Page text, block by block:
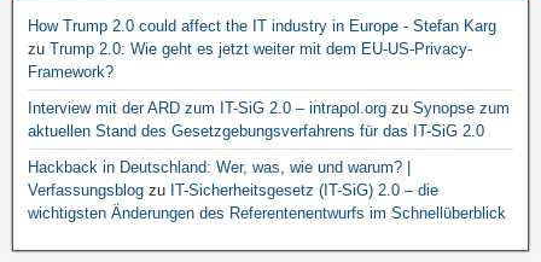
How Trump 2.0 could affect the IT industry in Europe - Stefan Karg
zu Trump 2.0: Wie geht es jetzt weiter mit dem EU-US-Privacy-
Framework?
Interview mit der ARD zum IT-SiG 2.0 – intrapol.org zu Synopse zum
aktuellen Stand des Gesetzgebungsverfahrens für das IT-SiG 2.0
Hackback in Deutschland: Wer, was, wie und warum? |
Verfassungsblog zu IT-Sicherheitsgesetz (IT-SiG) 2.0 – die
wichtigsten Änderungen des Referentenentwurfs im Schnellüberblick